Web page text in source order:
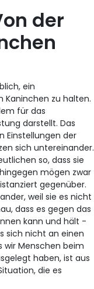
der
ein
zu halten.
für das
darstellt. Das
Einstellungen der
sich untereinander.
so, dass sie
mögen zwar
gegenüber.
weil sie es nicht
dass es gegen das
kann und hält -
sich nicht an einen
wir Menschen beim
haben, ist aus
die es